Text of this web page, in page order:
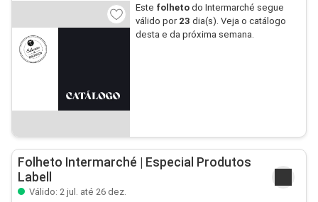
Este folhetodo Intermarché segue
válido por 23 dia(s). Veja o catálogo
desta e da próxima semana.
Folheto Intermarché | Especial Produtos
Labell
Válido: 2 jul. até 26 dez.